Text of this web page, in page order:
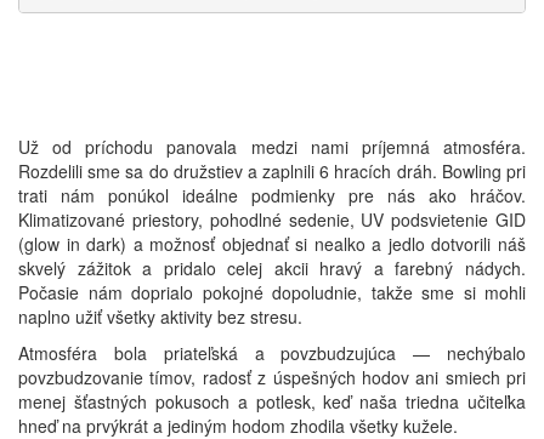
Už od príchodu panovala medzi nami príjemná atmosféra.
Rozdelili sme sa do družstiev a zaplnili 6 hracích dráh. Bowling pri
trati nám ponúkol ideálne podmienky pre nás ako hráčov.
Klimatizované priestory, pohodlné sedenie, UV podsvietenie GID
(glow in dark) a možnosť objednať si nealko a jedlo dotvorili náš
skvelý zážitok a pridalo celej akcii hravý a farebný nádych.
Počasie nám doprialo pokojné dopoludnie, takže sme si mohli
naplno užiť všetky aktivity bez stresu.
Atmosféra bola priateľská a povzbudzujúca — nechýbalo
povzbudzovanie tímov, radosť z úspešných hodov ani smiech pri
menej šťastných pokusoch a potlesk, keď naša triedna učiteľka
hneď na prvýkrát a jediným hodom zhodila všetky kužele.